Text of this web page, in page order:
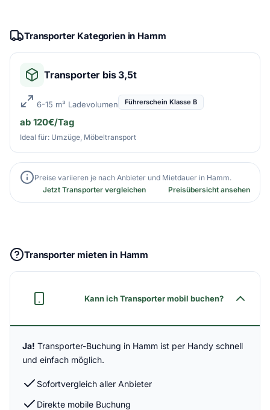
Transporter Kategorien in Hamm
Transporter bis 3,5t
6-15 m³ Ladevolumen Führerschein Klasse B
ab 120€/Tag
Ideal für: Umzüge, Möbeltransport
Preise variieren je nach Anbieter und Mietdauer in Hamm.
Jetzt Transporter vergleichen
Preisübersicht ansehen
Transporter mieten in Hamm
Kann ich Transporter mobil buchen?
Ja! Transporter-Buchung in Hamm ist per Handy schnell
und einfach möglich.
Sofortvergleich aller Anbieter
Direkte mobile Buchung